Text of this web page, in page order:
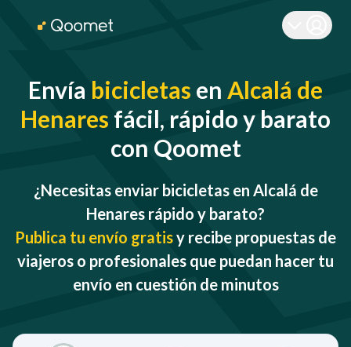
Envía bicicletas en Alcalá de
Henares fácil, rápido y barato
con Qoomet
¿Necesitas enviar bicicletas en Alcalá de
Henares rápido y barato?
Publica tu envío gratisy recibe propuestas de
viajeros o profesionales que puedan hacer tu
envío en cuestión de minutos